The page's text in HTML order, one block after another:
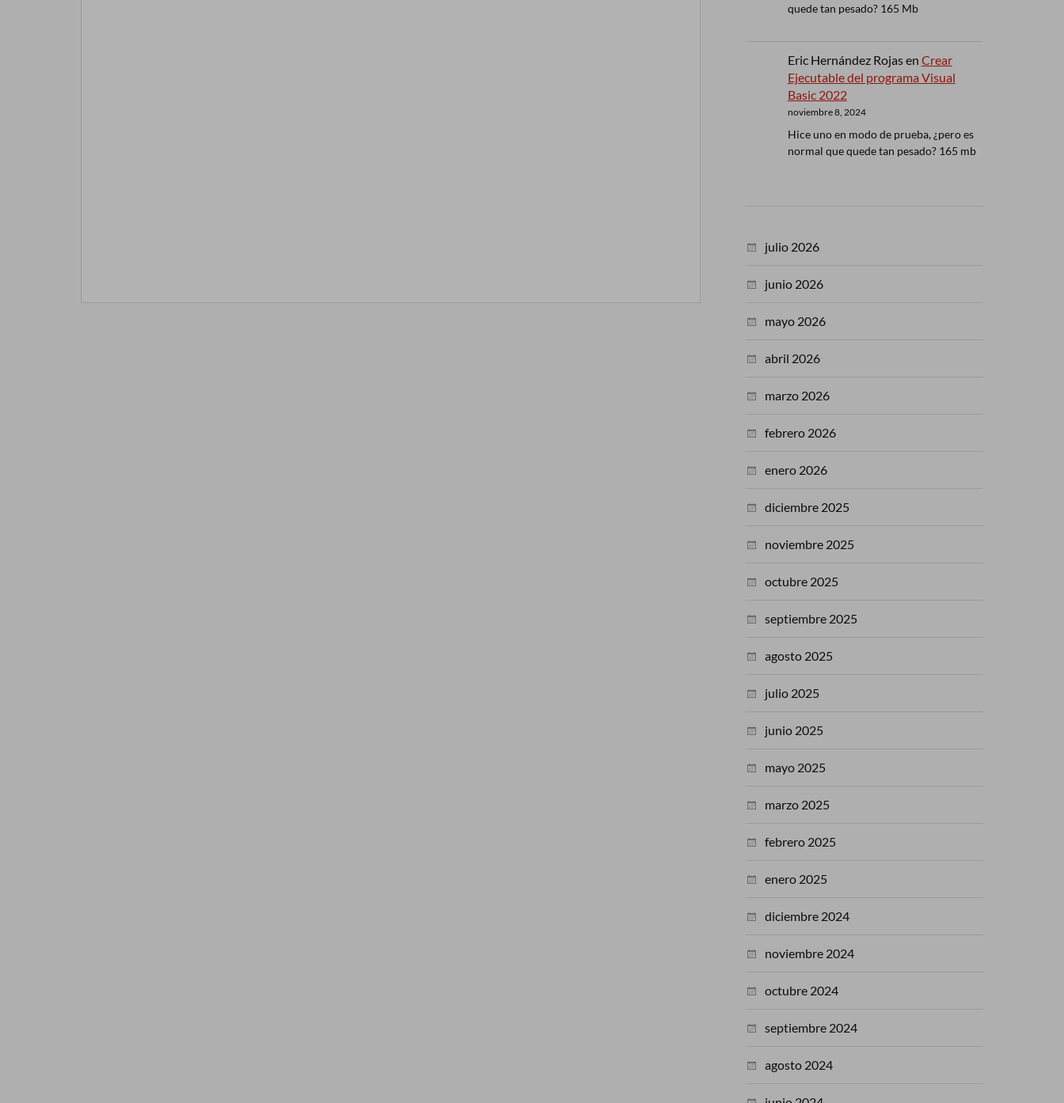
quede tan pesado? 165 Mb
Eric Hernández Rojasen Crear
Ejecutable del programa Visual
Basic 2022
noviembre 8, 2024
Hice uno en modo de prueba, ¿pero es
normal que quede tan pesado? 165 mb
julio 2026
junio 2026
mayo 2026
abril 2026
marzo 2026
febrero 2026
enero 2026
diciembre 2025
noviembre 2025
octubre 2025
septiembre 2025
agosto 2025
julio 2025
junio 2025
mayo 2025
marzo 2025
febrero 2025
enero 2025
diciembre 2024
noviembre 2024
octubre 2024
septiembre 2024
agosto 2024